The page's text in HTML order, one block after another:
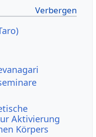
Aktivierung
Körpers